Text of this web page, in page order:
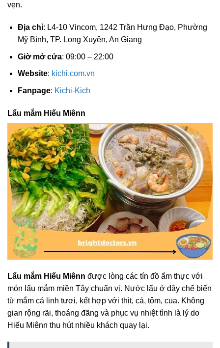
vẹn.
Địa chỉ: L4-10 Vincom, 1242 Trần Hưng Đạo, Phường
Mỹ Bình, TP. Long Xuyên, An Giang
Giờ mở cửa: 09:00 – 22:00
Website: kichi.com.vn
Fanpage: Kichi-Kich
Lẩu mắm Hiếu Miênn
Lẩu mắm Hiếu Miênn được lòng các tín đồ ẩm thực với
món lẩu mắm miền Tây chuẩn vị. Nước lẩu ở đây chế biến
từ mắm cá linh tươi, kết hợp với thịt, cá, tôm, cua. Không
gian rộng rãi, thoáng đãng và phục vụ nhiệt tình là lý do
Hiếu Miênn thu hút nhiều khách quay lại.